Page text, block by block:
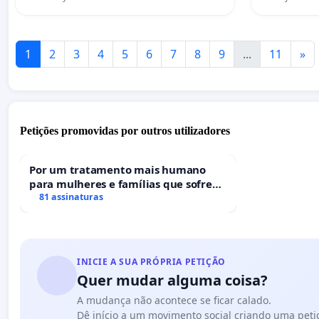
1 2 3 4 5 6 7 8 9 ... 11 »
Petições promovidas por outros utilizadores
Por um tratamento mais humano
para mulheres e famílias que sofrem
uma perda gestacional nos hospitais
81 assinaturas
INICIE A SUA PRÓPRIA PETIÇÃO
Quer mudar alguma coisa?
A mudança não acontece se ficar calado.
Dê início a um movimento social criando uma